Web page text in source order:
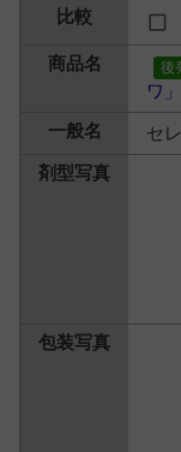
ワ」
セ